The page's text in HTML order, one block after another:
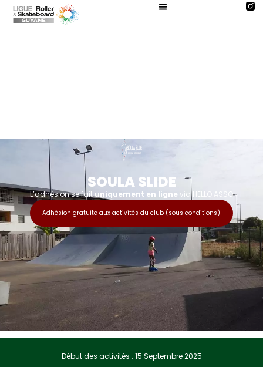
SOULA SLIDE
L’adhésion se faituniquement en ligne via HELLO ASSO
Adhésion gratuite aux activités du club (sous conditions)
Début des activités : 15 Septembre 2025